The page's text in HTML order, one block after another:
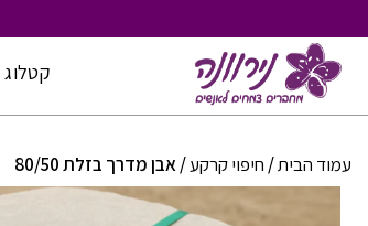
Content
קטלוג
עמוד הבית/ חיפוי קרקע/ אבן מדרך בזלת 80/50